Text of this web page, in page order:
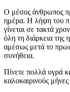
Ο μέσος άνθρωπος
ημέρα. Η λήψη του
γίνεται σε τακτά
όλη τη διάρκεια της
αμέσως μετά το
συνήθεια.
Πίνετε πολλά υγρά
καλοκαιρινούς